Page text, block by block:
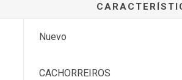
Nuevo
CACHORREIROS